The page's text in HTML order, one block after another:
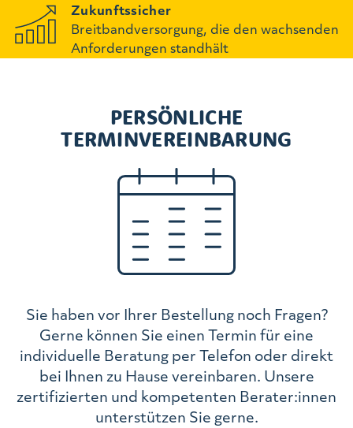
Zukunftssicher
Breitbandversorgung, die den wachsenden
Anforderungen standhält
PERSÖNLICHE
TERMINVEREINBARUNG
Sie haben vor Ihrer Bestellung noch Fragen?
Gerne können Sie einen Termin für eine
individuelle Beratung per Telefon oder direkt
bei Ihnen zu Hause vereinbaren. Unsere
zertifizierten und kompetenten Berater:innen
unterstützen Sie gerne.